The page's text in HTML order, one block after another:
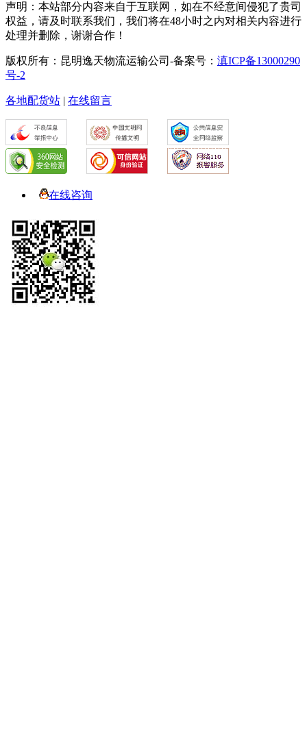
声明：本站部分内容来自于互联网，如在不经意间侵犯了贵司
权益，请及时联系我们，我们将在48小时之内对相关内容进行
处理并删除，谢谢合作！
版权所有：昆明逸天物流运输公司-备案号： 滇ICP备13000290
号-2
各地配货站 | 在线留言
在线咨询